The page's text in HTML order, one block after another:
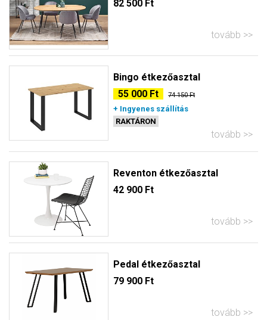
82 500 Ft
tovább
Bingo étkezőasztal
55 000 Ft
74 150 Ft
+ Ingyenes szállítás
RAKTÁRON
tovább
Reventon étkezőasztal
42 900 Ft
tovább
Pedal étkezőasztal
79 900 Ft
tovább